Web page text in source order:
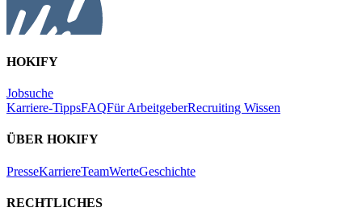
HOKIFY
Jobsuche
Karriere-TippsFAQFür ArbeitgeberRecruiting Wissen
ÜBER HOKIFY
PresseKarriereTeamWerteGeschichte
RECHTLICHES